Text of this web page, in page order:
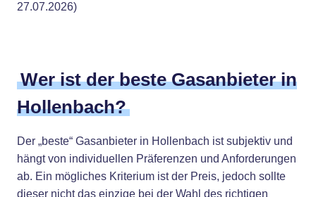
27.07.2026)
Wer ist der beste Gasanbieter in
Hollenbach?
Der „beste“ Gasanbieter in Hollenbach ist subjektiv und
hängt von individuellen Präferenzen und Anforderungen
ab. Ein mögliches Kriterium ist der Preis, jedoch sollte
dieser nicht das einzige bei der Wahl des richtigen